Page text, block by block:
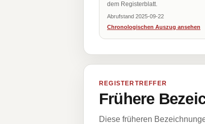
dem Registerblatt.
Abrufstand 2025-09-22
Chronologischen Auszug ansehen
REGISTERTREFFER
Frühere
Diese früheren